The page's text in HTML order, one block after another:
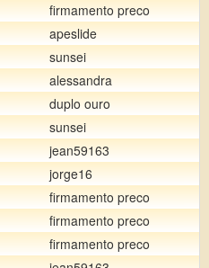
firmamento preco
apeslide
sunsei
alessandra
duplo ouro
sunsei
jean59163
jorge16
firmamento preco
firmamento preco
firmamento preco